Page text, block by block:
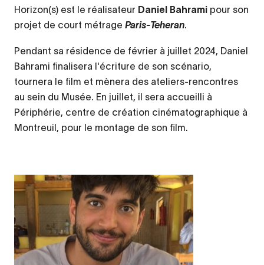
Horizon(s) est le réalisateur Daniel Bahrami pour son
projet de court métrage Paris-Teheran.
Pendant sa résidence de février à juillet 2024, Daniel
Bahrami finalisera l'écriture de son scénario,
tournera le film et mènera des ateliers-rencontres
au sein du Musée. En juillet, il sera accueilli à
Périphérie, centre de création cinématographique à
Montreuil, pour le montage de son film.